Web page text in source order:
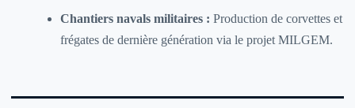
Chantiers navals militaires : Production de corvettes et
frégates de dernière génération via le projet MILGEM.